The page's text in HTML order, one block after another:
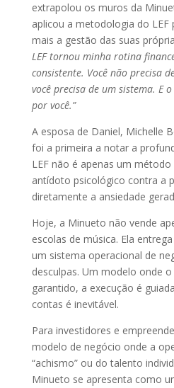
extrapolou os muros da
aplicou a metodologia do LEF
mais a gestão das suas
LEF tornou minha rotina
consistente. Você não precisa
você precisa de um sistema. E
por você.”
A esposa de Daniel, Michelle
foi a primeira a notar a
LEF não é apenas um
antídoto psicológico contra a
diretamente a ansiedade
Hoje, a Minueto não vende
escolas de música. Ela
um sistema operacional de
desculpas. Um modelo onde
garantido, a execução é
contas é inevitável.
Para investidores e
modelo de negócio onde a
“achismo” ou do talento
Minueto se apresenta como